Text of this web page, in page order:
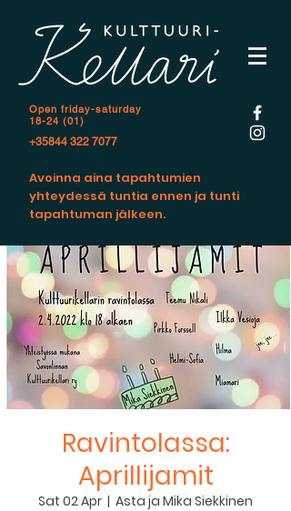
Open friday-saturday
18-24 (01)
+35844 322 7077
Avoinna aina tapahtumien
yhteydessä tuntia ennen ja tunti
tapahtuman jälkeen.
Ravintolassa:
Aprillijamit
Sat 02 Apr
  |
Asta ja Mika Siekkinen